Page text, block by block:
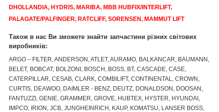
DHOLLANDIA, HYDRIS, MARIBA, MBB HUBFIX/INTERLIFT,
PALAGATE/PALFINGER, RATCLIFF, SORENSEN, MAMMUT LIFT
Також в нас Ви зможете знайти запчастини різних світових
виробників:
ARGO – FILTER, ANDERSON, ATLET, AURAMO, BALKANCAR, BAUMANN,
BELET, BOBCAT, BOLZONI, BOSCH, BOSS, BT, CASCADE, CASE,
CATERPILLAR, CESAB, CLARK, COMBILIFT, CONTINENTAL, CROWN,
CURTIS, DEAWOO, DAIMLER - BENZ, DEUTZ, DONALDSON, DOOSAN,
FANTUZZI, GENIE, GRAMMER, GROVE, HUBTEX, HYSTER, HYUNDAI,
IMPCO, IRION, JCB, JUNGHEINRICH, KAUP, KOMATSU, LANSER BOSS,